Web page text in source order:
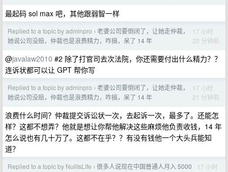
最起码 sol max 吧，其他跟弱智一样
Replied to a topic by adminpro › 老婆公司要倒闭了，让她走仲裁，
她说公司没赔，仲裁也是浪费精力，咋搞，呆了 14 年
17 小时
20 分钟前
@javalaw2010 #2 除了打官司去次法院，你还需要付出什么精力？？
连诉状都可以让 GPT 帮你写
Replied to a topic by adminpro › 老婆公司要倒闭了，让她走仲裁，
她说公司没赔，仲裁也是浪费精力，咋搞，呆了 14 年
17 小时
21 分钟前
浪费什么时间？仲裁提交诉讼状一次，去起诉一次，最多了。还能怎
样？这都不想弄？他就是想让你帮他解决这些麻烦他负责收钱，14 年
怎么说也有几十万了。这都不在乎？？有没有钱他一个大头兵能知
道？
Replied to a topic by NullIsLife › 很多人说现在中国普通人月入 5000
17 小时